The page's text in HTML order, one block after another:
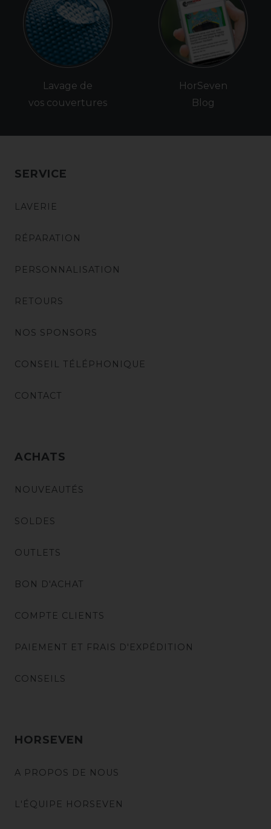
Lavage de
vos couvertures
HorSeven
Blog
SERVICE
LAVERIE
RÉPARATION
PERSONNALISATION
RETOURS
NOS SPONSORS
CONSEIL TÉLÉPHONIQUE
CONTACT
ACHATS
NOUVEAUTÉS
SOLDES
OUTLETS
BON D'ACHAT
COMPTE CLIENTS
PAIEMENT ET FRAIS D'EXPÉDITION
CONSEILS
HORSEVEN
A PROPOS DE NOUS
L'ÉQUIPE HORSEVEN